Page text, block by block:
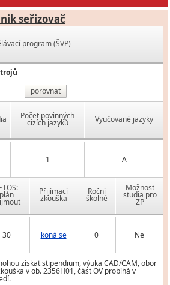
seřizovač
program (ŠVP)
porovnat
Počet povinných
cizích jazyků Vyučované jazyky
1 A
plán Přijímací
zkouška
Roční
školné
Možnost
studia pro
ZP
30 koná se 0 Ne
získat stipendium, výuka CAD/CAM, obor
v ob. 2356H01, část OV probíhá v